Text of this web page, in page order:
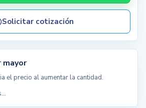
Solicitar cotización
mayor
el precio al aumentar la cantidad.